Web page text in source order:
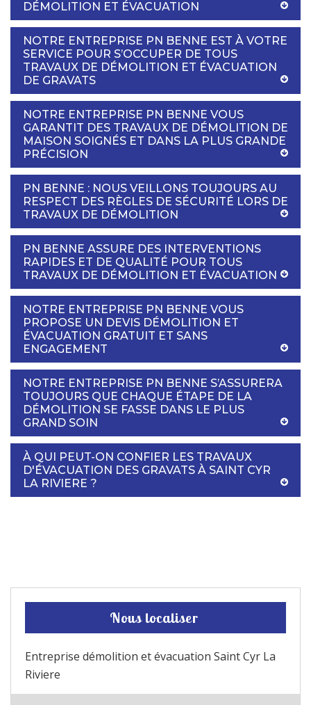
DÉMOLITION ET ÉVACUATION
NOTRE ENTREPRISE PN BENNE EST À VOTRE
SERVICE POUR S’OCCUPER DE TOUS
TRAVAUX DE DÉMOLITION ET ÉVACUATION
DE GRAVATS
NOTRE ENTREPRISE PN BENNE VOUS
GARANTIT DES TRAVAUX DE DÉMOLITION DE
MAISON SOIGNÉS ET DANS LA PLUS GRANDE
PRÉCISION
PN BENNE : NOUS VEILLONS TOUJOURS AU
RESPECT DES RÈGLES DE SÉCURITÉ LORS DE
TRAVAUX DE DÉMOLITION
PN BENNE ASSURE DES INTERVENTIONS
RAPIDES ET DE QUALITÉ POUR TOUS
TRAVAUX DE DÉMOLITION ET ÉVACUATION
NOTRE ENTREPRISE PN BENNE VOUS
PROPOSE UN DEVIS DÉMOLITION ET
ÉVACUATION GRATUIT ET SANS
ENGAGEMENT
NOTRE ENTREPRISE PN BENNE S’ASSURERA
TOUJOURS QUE CHAQUE ÉTAPE DE LA
DÉMOLITION SE FASSE DANS LE PLUS
GRAND SOIN
À QUI PEUT-ON CONFIER LES TRAVAUX
D'ÉVACUATION DES GRAVATS À SAINT CYR
LA RIVIERE ?
Nous localiser
Entreprise démolition et évacuation Saint Cyr La
Riviere